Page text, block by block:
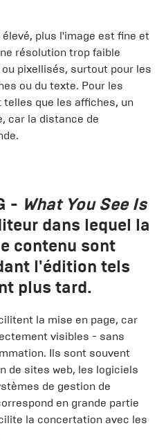
plus l'image est fine et
résolution trop faible
pixellisés, surtout pour les
ou du texte. Pour les
que les affiches, un
car la distance de
- What You See Is
dans lequel la
contenu sont
l'édition tels
plus tard.
la mise en page, car
visibles - sans
Ils sont souvent
de sites web, les logiciels
de gestion de
en grande partie
la concertation avec les